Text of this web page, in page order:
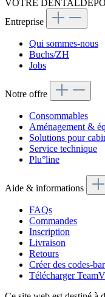
VOTRE
Entreprise
Qui sommes-nous
Buchs/ZH
Jobs
Notre offre
Consommables
Aménagement &
Solutions pour
Service technique
Plu°line
Aide & informations
FAQs
Commandes
Inscription
Livraison
Retours
Créer des codes-
Télécharger